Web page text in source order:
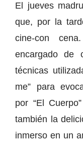
El jueves
que, por la
cine-con
encargado de
técnicas
me” para
por “El
también la
inmerso en un